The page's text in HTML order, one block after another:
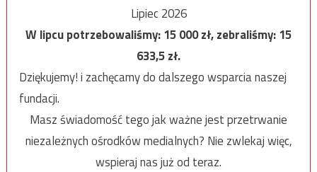
Lipiec 2026
W lipcu potrzebowaliśmy:15 000zł, zebraliśmy:15
633,5zł.
Dziękujemy! i zachęcamy do dalszego wsparcia naszej
fundacji.
Masz świadomość tego jak ważne jest przetrwanie
niezależnych ośrodków medialnych? Nie zwlekaj więc,
wspieraj nas już od teraz.